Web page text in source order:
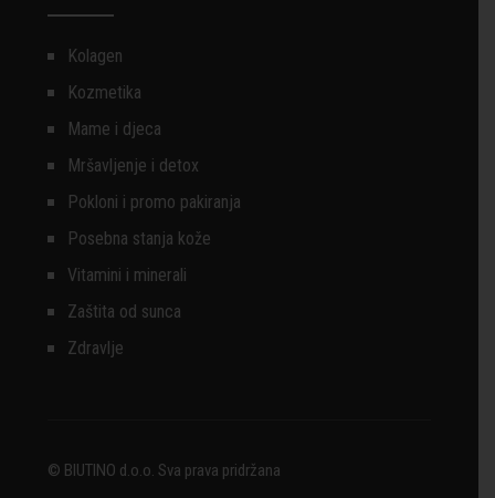
Kolagen
Kozmetika
Mame i djeca
Mršavljenje i detox
Pokloni i promo pakiranja
Posebna stanja kože
Vitamini i minerali
Zaštita od sunca
Zdravlje
© BIUTINO d.o.o. Sva prava pridržana